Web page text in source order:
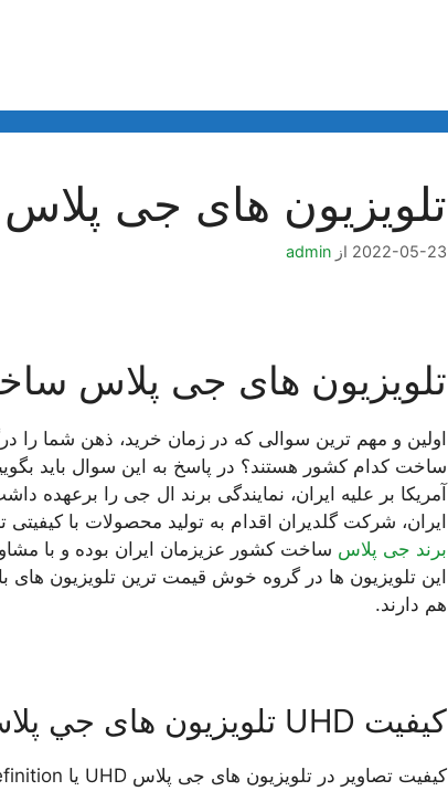
تلویزیون های جی پلاس
2022-05-23 از admin
تلویزیون های جی پلاس
اولین و مهم ترین سوالی که در زمان خرید، ذهن شما را
ساخت کدام کشور هستند؟ در پاسخ به این سوال باید
آمریکا بر علیه ایران، نمایندگی برند ال جی را برعهده
ایران، شرکت گلدیران اقدام به تولید محصولات با
برند جی پلاس ساخت کشور عزیزمان ایران بوده و با
این تلویزیون ها در گروه خوش قیمت ترین تلویزیون های
هم دارند.
کیفیت UHD تلویزیون های جي پلاس